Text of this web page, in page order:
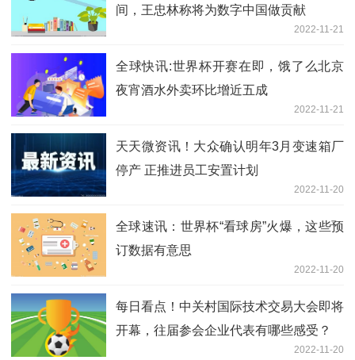
间，王忠林称将为数字中国做贡献
2022-11-21
全球快讯:世界杯开赛在即，饿了么北京
夜宵酒水外卖环比增近五成
2022-11-21
天天微资讯！大众确认明年3月变速箱厂
停产 正推进员工安置计划
2022-11-20
全球速讯：世界杯“看球房”火爆，这些预
订数据有意思
2022-11-20
每日看点！中关村国际技术交易大会即将
开幕，往届参会企业代表有哪些感受？
2022-11-20